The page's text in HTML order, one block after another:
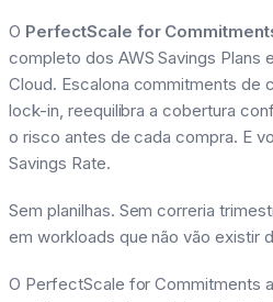
O PerfectScale for
completo dos AWS Savings Plans
Cloud. Escalona commitments de
lock-in, reequilibra a cobertura
o risco antes de cada compra. E
Savings Rate.
Sem planilhas. Sem correria
em workloads que não vão existir
O PerfectScale for Commitments